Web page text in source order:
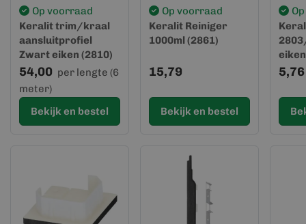
Op voorraad
Keralit trim/kraal
aansluitprofiel
Zwart eiken (2810)
(gevelbekleding)
54,00 per lengte (6
meter)
Bekijk en bestel
Op voorraad
Keralit Reiniger
1000ml (2861)
15,79
Bekijk en bestel
5,76